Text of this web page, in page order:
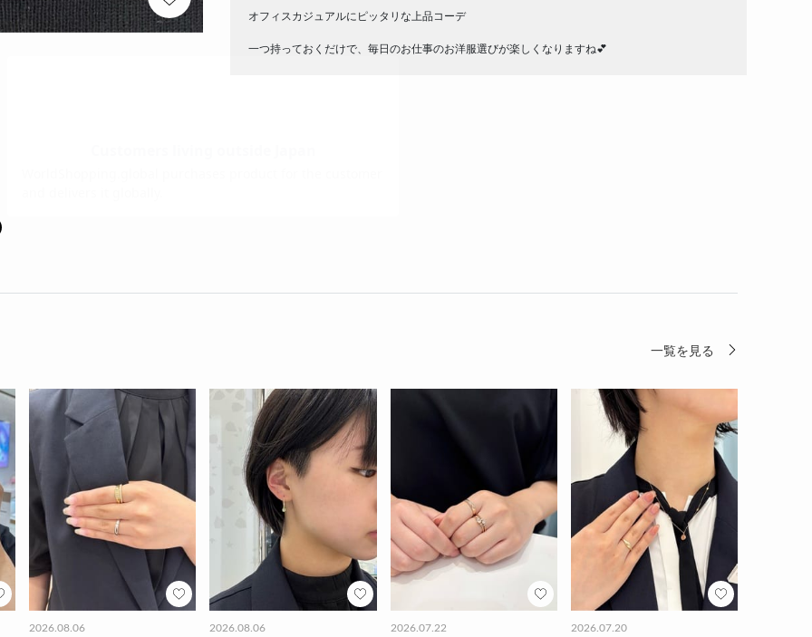
オフィスカジュアルにピッタリな上品コーデ
一つ持っておくだけで、毎日のお仕事のお洋服選びが楽しくなりますね💕︎
一覧を見る
2026.08.06 2026.08.06 2026.07.22 2026.07.20